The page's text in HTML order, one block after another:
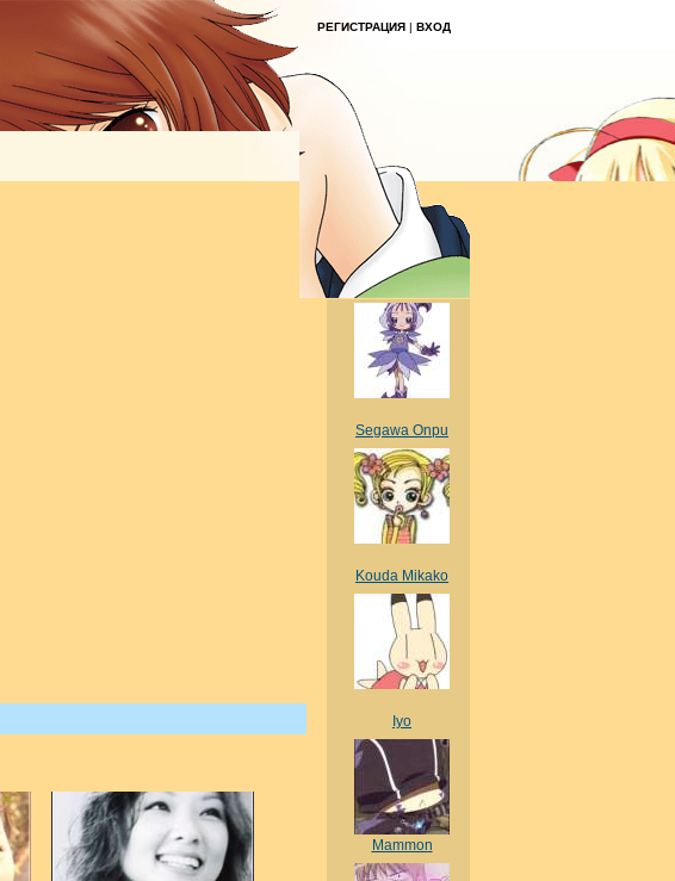
РЕГИСТРАЦИЯ | ВХОД
Segawa Onpu
Kouda Mikako
Iyo
Mammon